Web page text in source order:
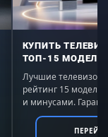
КУПИТЬ
ТОП-15
Лучшие телевизоры
рейтинг 15
и минусами.
России. Выбирайте